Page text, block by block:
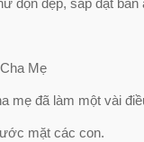
dọn dẹp, sắp đặt
Mẹ
mẹ đã làm một vài
mặt các con.